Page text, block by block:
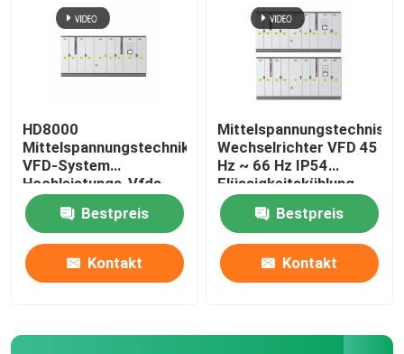
HD8000
Mittelspannungstechnik
VFD-System
Hochleistungs-Vfds
Bestpreis
Kontakt
Wechselrichter VFD 45
Hz ~ 66 Hz IP54
Flüssigkeitskühlung
Bestpreis
Kontakt